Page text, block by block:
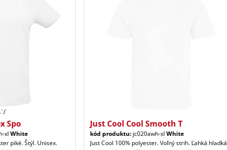
Spo
xl White
piké. Štýl. Unisex.
Just Cool Cool Smooth T
kód produktu: jc020awh-xl White
Just Cool 100% polyester. Voľný strih. Ľahká hladká